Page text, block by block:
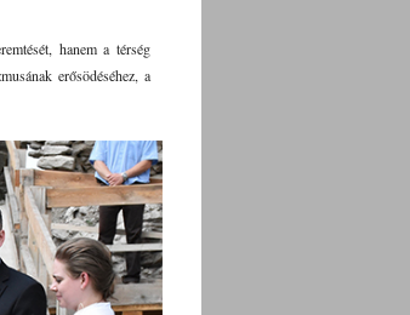
hanem a térség
erősödéséhez, a